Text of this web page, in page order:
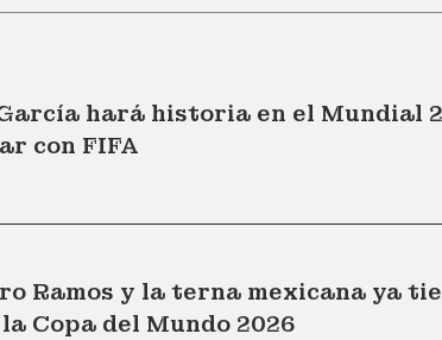
hará historia en el Mundial
con FIFA
Ramos y la terna mexicana ya
Copa del Mundo 2026